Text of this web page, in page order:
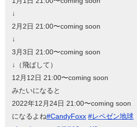
↓
2月2日 21:00〜coming soon
↓
3月3日 21:00〜coming soon
↓（飛ばして）
12月12日 21:00〜coming soon
みたいになると
2022年12月24日 21:00〜coming soon
になるよね#CandyFoxx #レペゼン地球